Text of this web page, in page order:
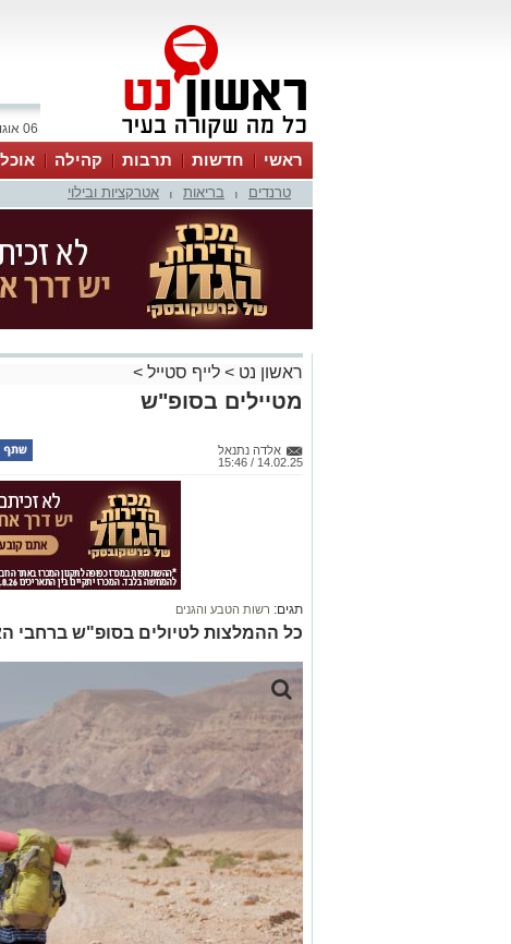
06 אוגוסט 2026 / 08:13
ראשי חדשות תרבות קהילה אוכל
טרנדים בריאות אטרקציות ובילוי
ראשון נט > לייף סטייל >
מטיילים בסופ"ש
אלדה נתנאל
14.02.25 / 15:46
תגים: רשות הטבע והגנים
כל ההמלצות לטיולים בסופ"ש ברחבי